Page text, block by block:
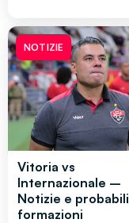
NOTIZIE
Vitoria vs
Internazionale –
Notizie e probabili
formazioni